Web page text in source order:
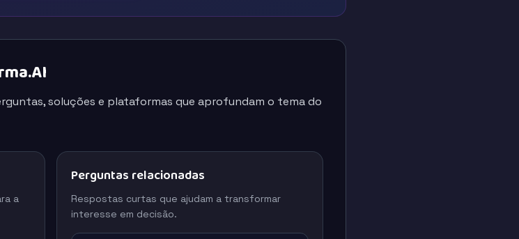
soluções e plataformas que aprofundam o tema do
a
Perguntas relacionadas
Respostas curtas que ajudam a transformar
interesse em decisão.